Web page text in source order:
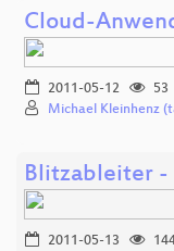
Cloud-
2011-05-12
53
Michael Kleinhenz
Blitzableiter -
2011-05-13